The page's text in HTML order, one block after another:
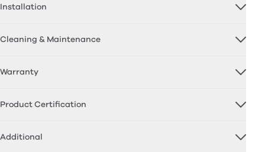
Installation
Cleaning & Maintenance
Warranty
Product Certification
Additional